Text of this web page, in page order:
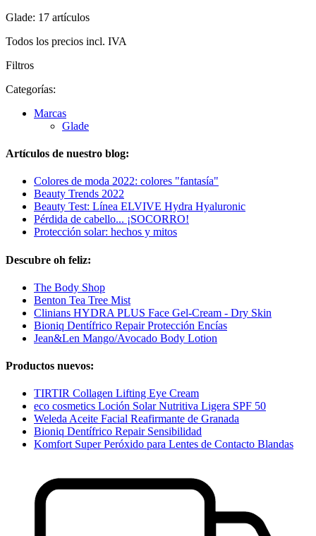
Glade: 17 artículos
Todos los precios incl. IVA
Filtros
Categorías:
Marcas
Glade
Artículos de nuestro blog:
Colores de moda 2022: colores "fantasía"
Beauty Trends 2022
Beauty Test: Línea ELVIVE Hydra Hyaluronic
Pérdida de cabello... ¡SOCORRO!
Protección solar: hechos y mitos
Descubre oh feliz:
The Body Shop
Benton Tea Tree Mist
Clinians HYDRA PLUS Face Gel-Cream - Dry Skin
Bioniq Dentífrico Repair Protección Encías
Jean&Len Mango/Avocado Body Lotion
Productos nuevos:
TIRTIR Collagen Lifting Eye Cream
eco cosmetics Loción Solar Nutritiva Ligera SPF 50
Weleda Aceite Facial Reafirmante de Granada
Bioniq Dentífrico Repair Sensibilidad
Komfort Super Peróxido para Lentes de Contacto Blandas